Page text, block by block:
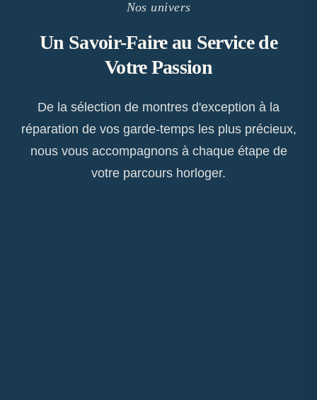
Nos univers
Un Savoir-Faire au Service de
Votre Passion
De la sélection de montres d'exception à la
réparation de vos garde-temps les plus précieux,
nous vous accompagnons à chaque étape de
votre parcours horloger.